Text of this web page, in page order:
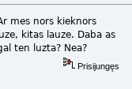
mes nors kieknors
kitas lauze. Daba as
ten luzta? Nea?
Prisijungęs